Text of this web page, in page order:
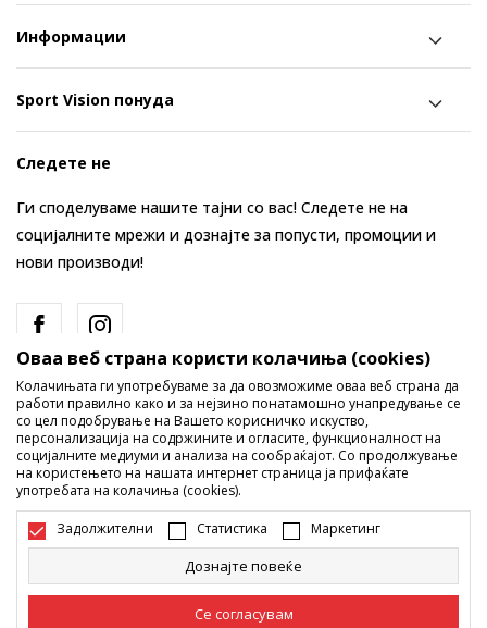
Информации
Sport Vision понуда
Следете не
Ги споделуваме нашите тајни со вас! Следете не на
социјалните мрежи и дознајте за попусти, промоции и
нови производи!
Македонија Промена
Не е дозволено превземање или користење на содржината од
Оваа веб страна користи колачиња (cookies)
Колачињата ги употребуваме за да овозможиме оваа веб страна да
работи правилно како и за нејзино понатамошно унапредување се
со цел подобрување на Вашето корисничко искуство,
персонализација на содржините и огласите, функционалност на
социјалните медиуми и анализа на сообраќајот. Со продолжување
на користењето на нашата интернет страница ја прифаќате
употребата на колачиња (cookies).
Задолжителни Статистика Маркетинг
Дознајте повеќе
Се согласувам